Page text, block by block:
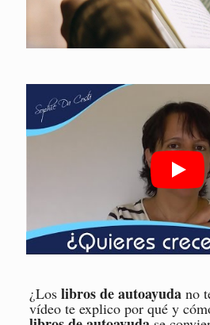
¿Loslibros de autoayudano
vídeo te explico por qué y